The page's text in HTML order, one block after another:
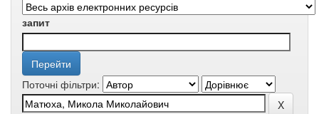
запит
Поточні фільтри: